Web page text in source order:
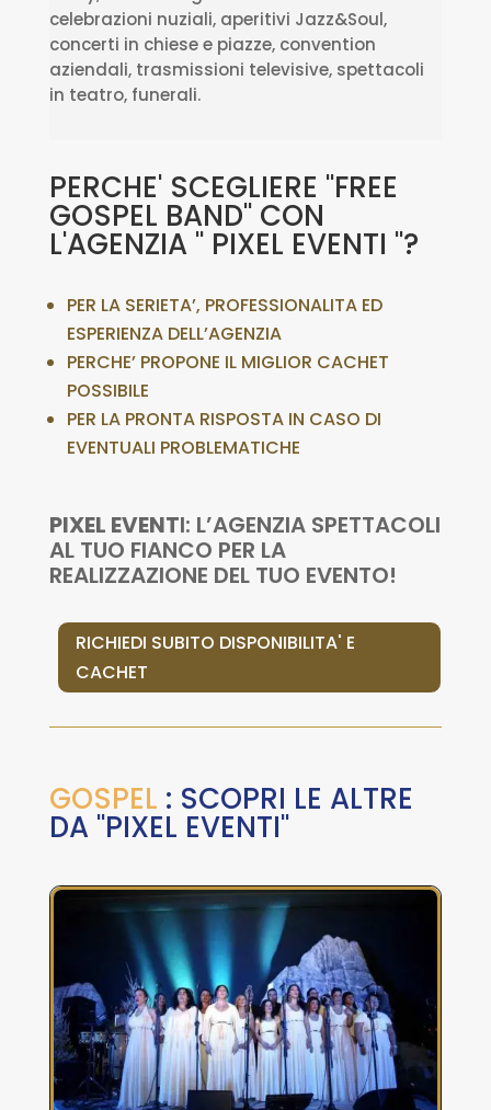
celebrazioni nuziali, aperitivi Jazz&Soul,
concerti in chiese e piazze, convention
aziendali, trasmissioni televisive, spettacoli
in teatro, funerali.
PERCHE' SCEGLIERE "FREE
GOSPEL BAND" CON
L'AGENZIA " PIXEL EVENTI "?
PER LA SERIETA’, PROFESSIONALITA ED
ESPERIENZA DELL’AGENZIA
PERCHE’ PROPONE IL MIGLIOR CACHET
POSSIBILE
PER LA PRONTA RISPOSTA IN CASO DI
EVENTUALI PROBLEMATICHE
PIXEL EVENTI: L’AGENZIA SPETTACOLI
AL TUO FIANCO PER LA
REALIZZAZIONE DEL TUO EVENTO!
RICHIEDI SUBITO DISPONIBILITA' E
CACHET
GOSPEL : SCOPRI LE ALTRE
DA "PIXEL EVENTI"